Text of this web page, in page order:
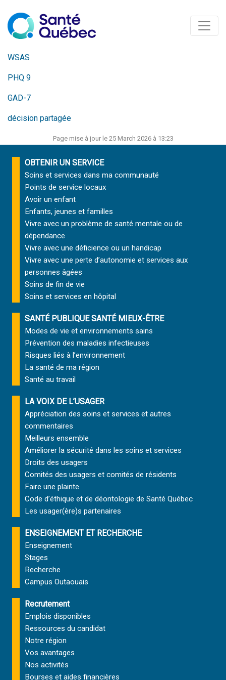
WSAS
PHQ 9
GAD-7
décision partagée
Page mise à jour le 25 March 2026 à 13:23
OBTENIR UN SERVICE
Soins et services dans ma communauté
Points de service locaux
Avoir un enfant
Enfants, jeunes et familles
Vivre avec un problème de santé mentale ou de
dépendance
Vivre avec une déficience ou un handicap
Vivre avec une perte d’autonomie et services aux
personnes âgées
Soins de fin de vie
Soins et services en hôpital
SANTÉ PUBLIQUE SANTÉ MIEUX-ÊTRE
Modes de vie et environnements sains
Prévention des maladies infectieuses
Risques liés à l’environnement
La santé de ma région
Santé au travail
LA VOIX DE L’USAGER
Appréciation des soins et services et autres
commentaires
Meilleurs ensemble
Améliorer la sécurité dans les soins et services
Droits des usagers
Comités des usagers et comités de résidents
Faire une plainte
Code d’éthique et de déontologie de Santé Québec
Les usager(ère)s partenaires
ENSEIGNEMENT ET RECHERCHE
Enseignement
Stages
Recherche
Campus Outaouais
Recrutement
Emplois disponibles
Ressources du candidat
Notre région
Vos avantages
Nos activités
Bourses et aides financières